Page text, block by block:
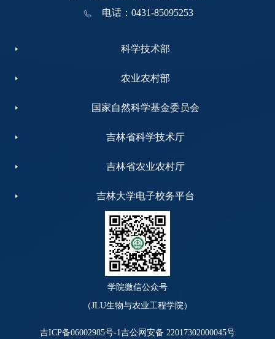
电话：0431-85095253
科学技术部
农业农村部
国家自然科学基金委员会
吉林省科学技术厅
吉林省农业农村厅
吉林大学电子校务平台
学院微信公众号
（JLU生物与农业工程学院）
吉ICP备06002985号-1吉公网安备 22017302000045号